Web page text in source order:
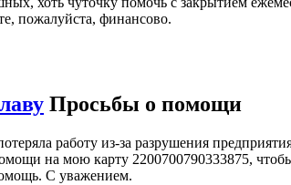
пожалуйста, финансово.
Просьбы о помощи
работу из-за разрушения
на мою карту 2200700790333875,
С уважением.